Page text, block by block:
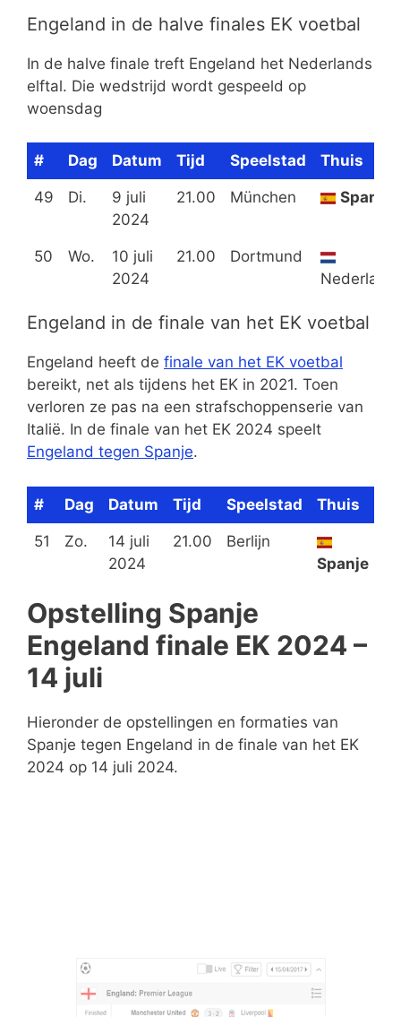
Engeland in de halve finales EK voetbal
In de halve finale treft Engeland het Nederlands
elftal. Die wedstrijd wordt gespeeld op
woensdag
# Dag Datum Tijd Speelstad Thuis
49 Di.
9 juli
2024
21.00 München Spanje
50 Wo.
10 juli
2024
21.00
Dortmund
Nederland
Engeland in de finale van het EK voetbal
Engeland heeft de finale van het EK voetbal
bereikt, net als tijdens het EK in 2021. Toen
verloren ze pas na een strafschoppenserie van
Italië. In de finale van het EK 2024 speelt
Engeland tegen Spanje.
# Dag Datum Tijd Speelstad Thuis
51 Zo.
14 juli
2024
21.00
Berlijn
Spanje
Opstelling Spanje
Engeland finale EK 2024 –
14 juli
Hieronder de opstellingen en formaties van
Spanje tegen Engeland in de finale van het EK
2024 op 14 juli 2024.